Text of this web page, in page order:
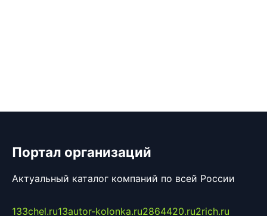
Портал организаций
Актуальный каталог компаний по всей России
133chel.ru13autor-kolonka.ru2864420.ru2rich.ru